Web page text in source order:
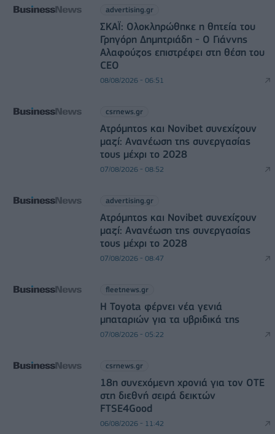
advertising.gr
ΣΚΑΪ: Ολοκληρώθηκε η θητεία του
Γρηγόρη Δημητριάδη - Ο Γιάννης
Αλαφούζος επιστρέφει στη θέση του
CEO
08/08/2026 - 06:51
csrnews.gr
Ατρόμητος και Novibet συνεχίζουν
μαζί: Ανανέωση της συνεργασίας
τους μέχρι το 2028
07/08/2026 - 08:52
advertising.gr
Ατρόμητος και Novibet συνεχίζουν
μαζί: Ανανέωση της συνεργασίας
τους μέχρι το 2028
07/08/2026 - 08:47
fleetnews.gr
Η Toyota φέρνει νέα γενιά
μπαταριών για τα υβριδικά της
07/08/2026 - 05:22
csrnews.gr
18η συνεχόμενη χρονιά για τον ΟΤΕ
στη διεθνή σειρά δεικτών
FTSE4Good
06/08/2026 - 11:42